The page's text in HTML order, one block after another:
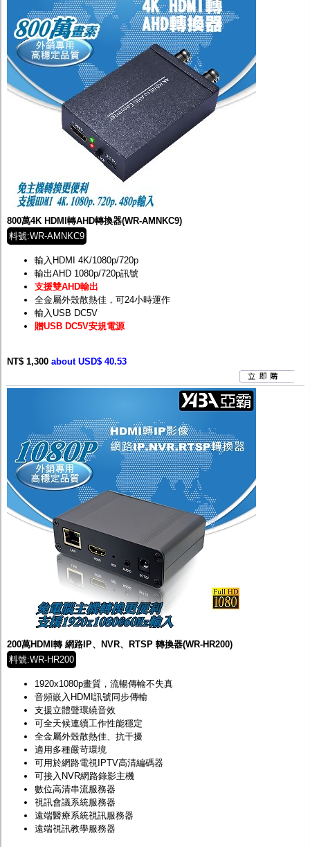
800萬4K HDMI轉AHD轉換器(WR-AMNKC9)
料號:WR-AMNKC9
輸入HDMI 4K/1080p/720p
輸出AHD 1080p/720p訊號
支援雙AHD輸出
全金屬外殼散熱佳，可24小時運作
輸入USB DC5V
贈USB DC5V安規電源
NT$ 1,300 about USD$ 40.53
200萬HDMI轉 網路IP、NVR、RTSP 轉換器(WR-HR200)
料號:WR-HR200
1920x1080p畫質，流暢傳輸不失真
音頻嵌入HDMI訊號同步傳輸
支援立體聲環繞音效
可全天候連續工作性能穩定
全金屬外殼散熱佳、抗干擾
適用多種嚴苛環境
可用於網路電視IPTV高清編碼器
可接入NVR網路錄影主機
數位高清串流服務器
視訊會議系統服務器
遠端醫療系統視訊服務器
遠端視訊教學服務器